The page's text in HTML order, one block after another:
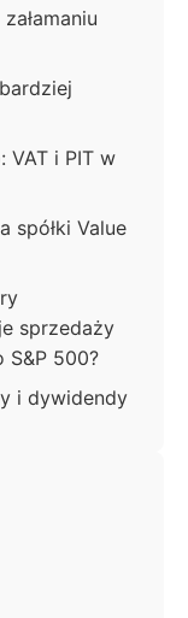
VAT i PIT w
spółki Value
sprzedaży
500?
i dywidendy